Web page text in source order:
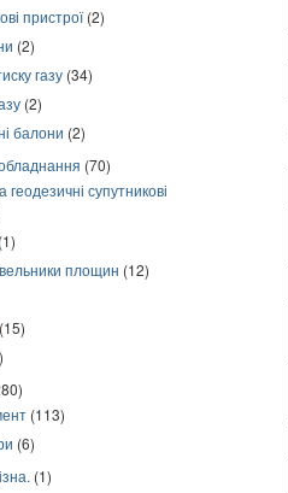
пристрої(2)
(2)
газу (34)
(2)
балони (2)
(70)
супутникові
(1)
площин (12)
(15)
(113)
(6)
(1)